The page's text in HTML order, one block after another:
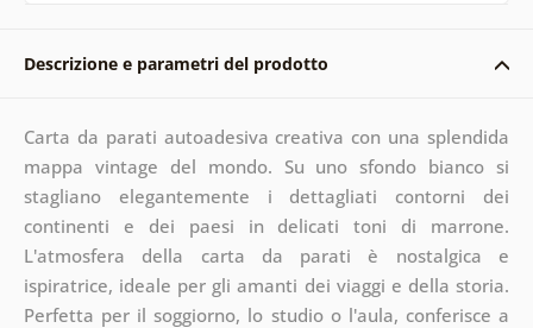
Descrizione e parametri del prodotto
Carta da parati autoadesiva creativa con una splendida
mappa vintage del mondo. Su uno sfondo bianco si
stagliano elegantemente i dettagliati contorni dei
continenti e dei paesi in delicati toni di marrone.
L'atmosfera della carta da parati è nostalgica e
ispiratrice, ideale per gli amanti dei viaggi e della storia.
Perfetta per il soggiorno, lo studio o l'aula, conferisce a